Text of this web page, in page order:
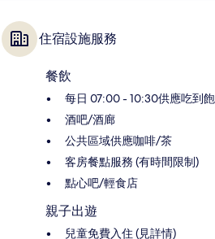
住宿設施服務
餐飲
每日 07:00 - 10:30供應吃到
酒吧/酒廊
公共區域供應咖啡/茶
客房餐點服務 (有時間限制)
點心吧/輕食店
親子出遊
兒童免費入住 (見詳情)